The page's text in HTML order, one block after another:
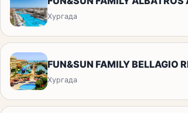
Хургада
FUN&SUN FAMILY BELLAGIO
Хургада